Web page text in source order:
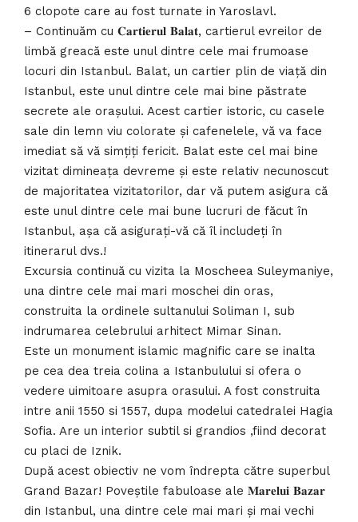
6 clopote care au fost turnate in Yaroslavl.
– Continuăm cu 𝐂𝐚𝐫𝐭𝐢𝐞𝐫𝐮𝐥 𝐁𝐚𝐥𝐚𝐭, cartierul evreilor de
limbă greacă este unul dintre cele mai frumoase
locuri din Istanbul. Balat, un cartier plin de viață din
Istanbul, este unul dintre cele mai bine păstrate
secrete ale orașului. Acest cartier istoric, cu casele
sale din lemn viu colorate și cafenelele, vă va face
imediat să vă simțiți fericit. Balat este cel mai bine
vizitat dimineața devreme și este relativ necunoscut
de majoritatea vizitatorilor, dar vă putem asigura că
este unul dintre cele mai bune lucruri de făcut în
Istanbul, așa că asigurați-vă că îl includeți în
itinerarul dvs.!
Excursia continuă cu vizita la Moscheea Suleymaniye,
una dintre cele mai mari moschei din oras,
construita la ordinele sultanului Soliman I, sub
indrumarea celebrului arhitect Mimar Sinan.
Este un monument islamic magnific care se inalta
pe cea dea treia colina a Istanbulului si ofera o
vedere uimitoare asupra orasului. A fost construita
intre anii 1550 si 1557, dupa modelui catedralei Hagia
Sofia. Are un interior subtil si grandios ,fiind decorat
cu placi de Iznik.
După acest obiectiv ne vom îndrepta către superbul
Grand Bazar! Poveștile fabuloase ale 𝐌𝐚𝐫𝐞𝐥𝐮𝐢 𝐁𝐚𝐳𝐚𝐫
din Istanbul, una dintre cele mai mari și mai vechi